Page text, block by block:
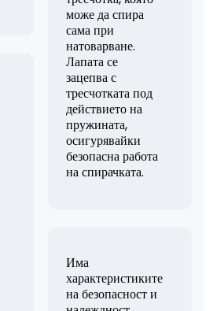
може да спира
сама при
натоварване.
Лапата се
зацепва с
тресчотката под
действието на
пружината,
осигурявайки
безопасна работа
на спирачката.
Има
характеристиките
на безопасност и